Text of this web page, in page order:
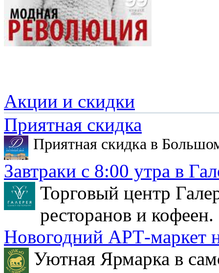
Акции и скидки
Приятная скидка
Приятная скидка в
Завтраки с 8:00 утра в
Торговый центр
ресторанов и кофеен.
Новогодний АРТ-маркет
Уютная Ярмарка в